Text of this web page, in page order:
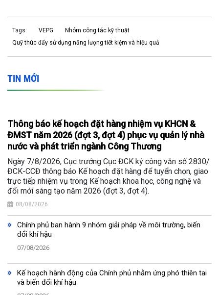
Tags: VEPG
Nhóm công tác kỹ thuật
Quỹ thúc đẩy sử dụng năng lượng tiết kiệm và hiệu quả
TIN MỚI
Thông báo kế hoạch đặt hàng nhiệm vụ KHCN &
ĐMST năm 2026 (đợt 3, đợt 4) phục vụ quản lý nhà
nước và phát triển ngành Công Thương
Ngày 7/8/2026, Cục trưởng Cục ĐCK ký công văn số 2830/
ĐCK-CCĐ thông báo Kế hoạch đặt hàng để tuyển chọn, giao
trực tiếp nhiệm vụ trong Kế hoạch khoa học, công nghệ và
đổi mới sáng tạo năm 2026 (đợt 3, đợt 4).
08/08/2026
Chính phủ ban hành 9 nhóm giải pháp về môi trường, biến
đổi khí hậu
07/08/2026
Kế hoạch hành động của Chính phủ nhằm ứng phó thiên tai
và biến đổi khí hậu